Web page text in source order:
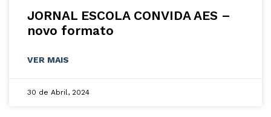
JORNAL ESCOLA CONVIDA AES –
novo formato
VER MAIS
30 de Abril, 2024